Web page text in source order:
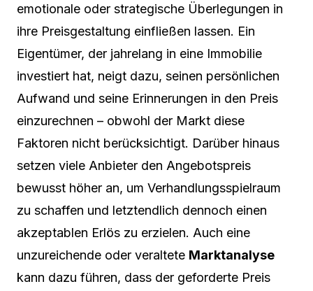
emotionale oder strategische Überlegungen in
ihre Preisgestaltung einfließen lassen. Ein
Eigentümer, der jahrelang in eine Immobilie
investiert hat, neigt dazu, seinen persönlichen
Aufwand und seine Erinnerungen in den Preis
einzurechnen – obwohl der Markt diese
Faktoren nicht berücksichtigt. Darüber hinaus
setzen viele Anbieter den Angebotspreis
bewusst höher an, um Verhandlungsspielraum
zu schaffen und letztendlich dennoch einen
akzeptablen Erlös zu erzielen. Auch eine
unzureichende oder veraltete Marktanalyse
kann dazu führen, dass der geforderte Preis